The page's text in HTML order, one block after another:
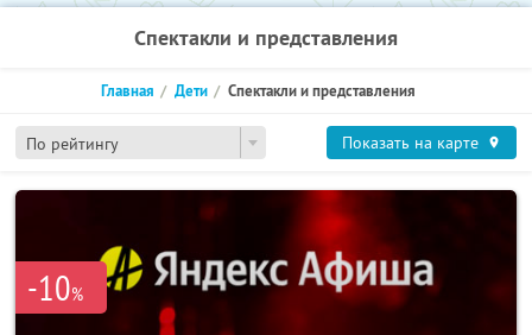
Спектакли и представления
По рейтингу
Главная Дети Спектакли и представления
Показать на карте
-10%